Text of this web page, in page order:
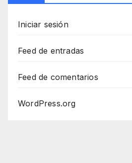
Iniciar sesión
Feed de entradas
Feed de comentarios
WordPress.org